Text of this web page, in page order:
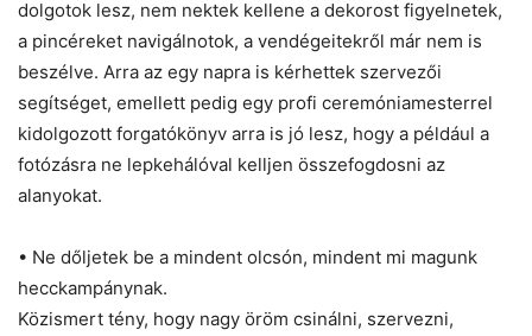
dolgotok lesz, nem nektek kellene a dekorost figyelnetek,
a pincéreket navigálnotok, a vendégeitekről már nem is
beszélve. Arra az egy napra is kérhettek szervezői
segítséget, emellett pedig egy profi ceremóniamesterrel
kidolgozott forgatókönyv arra is jó lesz, hogy a például a
fotózásra ne lepkehálóval kelljen összefogdosni az
alanyokat.
• Ne dőljetek be a mindent olcsón, mindent mi magunk
hecckampánynak.
Közismert tény, hogy nagy öröm csinálni, szervezni,